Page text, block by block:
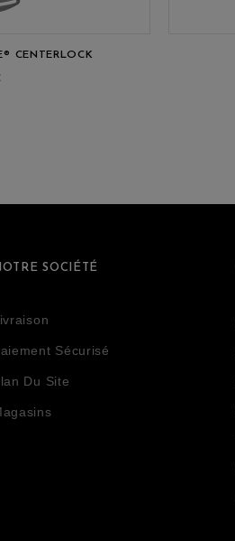
CENTERLOCK
SOCIÉTÉ
Sécurisé
Du Site